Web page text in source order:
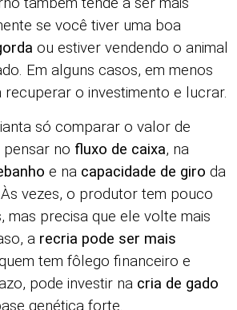
também tende a ser mais
se você tiver uma boa
ou estiver vendendo o animal
Em alguns casos, em menos
recuperar o investimento e lucrar.
só comparar o valor de
pensar no fluxo de caixa, na
e na capacidade de giro da
vezes, o produtor tem pouco
mas precisa que ele volte mais
a recria pode ser mais
tem fôlego financeiro e
pode investir na cria de gado
genética forte.